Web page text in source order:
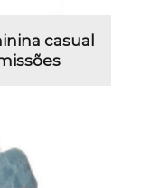
casual